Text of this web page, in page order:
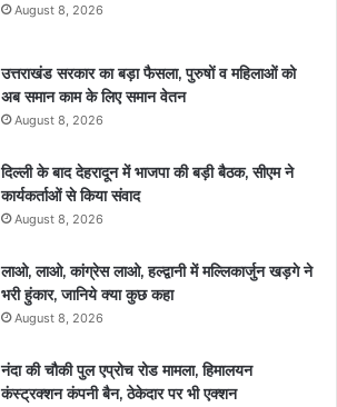
August 8, 2026
उत्तराखंड सरकार का बड़ा फैसला, पुरुषों व महिलाओं को
अब समान काम के लिए समान वेतन
August 8, 2026
दिल्ली के बाद देहरादून में भाजपा की बड़ी बैठक, सीएम ने
कार्यकर्ताओं से किया संवाद
August 8, 2026
लाओ, लाओ, कांग्रेस लाओ, हल्द्वानी में मल्लिकार्जुन खड़गे ने
भरी हुंकार, जानिये क्या कुछ कहा
August 8, 2026
नंदा की चौकी पुल एप्रोच रोड मामला, हिमालयन
कंस्ट्रक्शन कंपनी बैन, ठेकेदार पर भी एक्शन